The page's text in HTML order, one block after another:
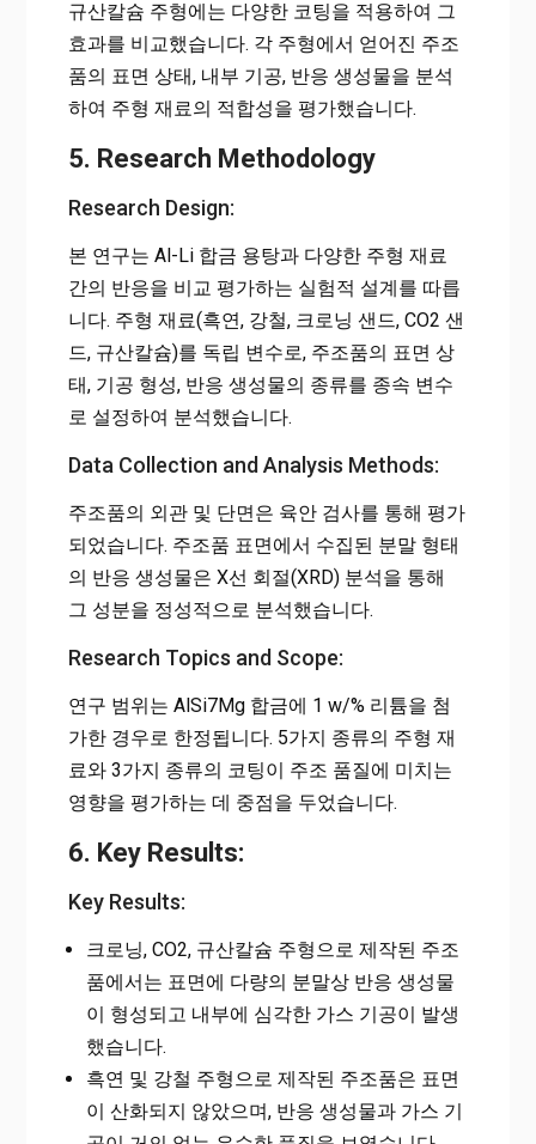
규산칼슘 주형에는 다양한 코팅을 적용하여 그
효과를 비교했습니다. 각 주형에서 얻어진 주조
품의 표면 상태, 내부 기공, 반응 생성물을 분석
하여 주형 재료의 적합성을 평가했습니다.
5. Research Methodology
Research Design:
본 연구는 Al-Li 합금 용탕과 다양한 주형 재료
간의 반응을 비교 평가하는 실험적 설계를 따릅
니다. 주형 재료(흑연, 강철, 크로닝 샌드, CO2 샌
드, 규산칼슘)를 독립 변수로, 주조품의 표면 상
태, 기공 형성, 반응 생성물의 종류를 종속 변수
로 설정하여 분석했습니다.
Data Collection and Analysis Methods:
주조품의 외관 및 단면은 육안 검사를 통해 평가
되었습니다. 주조품 표면에서 수집된 분말 형태
의 반응 생성물은 X선 회절(XRD) 분석을 통해
그 성분을 정성적으로 분석했습니다.
Research Topics and Scope:
연구 범위는 AlSi7Mg 합금에 1 w/% 리튬을 첨
가한 경우로 한정됩니다. 5가지 종류의 주형 재
료와 3가지 종류의 코팅이 주조 품질에 미치는
영향을 평가하는 데 중점을 두었습니다.
6. Key Results:
Key Results:
크로닝, CO2, 규산칼슘 주형으로 제작된 주조
품에서는 표면에 다량의 분말상 반응 생성물
이 형성되고 내부에 심각한 가스 기공이 발생
했습니다.
흑연 및 강철 주형으로 제작된 주조품은 표면
이 산화되지 않았으며, 반응 생성물과 가스 기